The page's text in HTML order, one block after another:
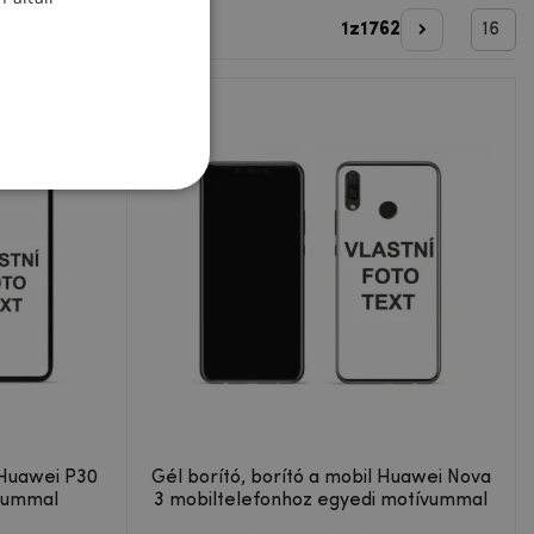
1 z1762
P30
Gél borító, borító a mobil Huawei Nova
3 mobiltelefonhoz egyedi motívummal